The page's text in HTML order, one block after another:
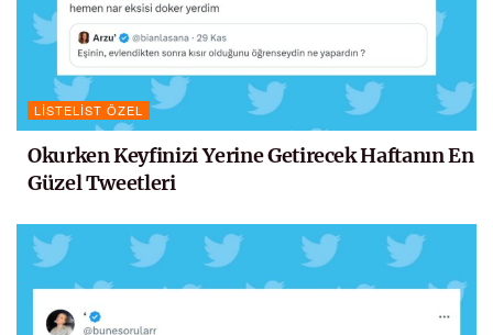
LISTELIST ÖZEL
Okurken Keyfinizi Yerine Getirecek Haftanın En
Güzel Tweetleri